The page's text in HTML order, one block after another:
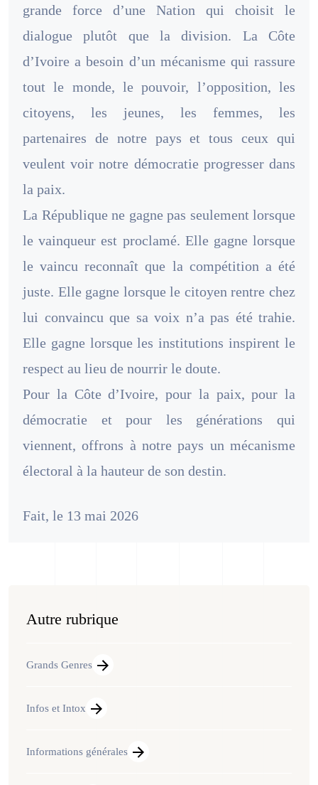
grande force d’une Nation qui choisit le
dialogue plutôt que la division. La Côte
d’Ivoire a besoin d’un mécanisme qui rassure
tout le monde, le pouvoir, l’opposition, les
citoyens, les jeunes, les femmes, les
partenaires de notre pays et tous ceux qui
veulent voir notre démocratie progresser dans
la paix.
La République ne gagne pas seulement lorsque
le vainqueur est proclamé. Elle gagne lorsque
le vaincu reconnaît que la compétition a été
juste. Elle gagne lorsque le citoyen rentre chez
lui convaincu que sa voix n’a pas été trahie.
Elle gagne lorsque les institutions inspirent le
respect au lieu de nourrir le doute.
Pour la Côte d’Ivoire, pour la paix, pour la
démocratie et pour les générations qui
viennent, offrons à notre pays un mécanisme
électoral à la hauteur de son destin.
Fait, le 13 mai 2026
Autre rubrique
Grands Genres
Infos et Intox
Informations générales